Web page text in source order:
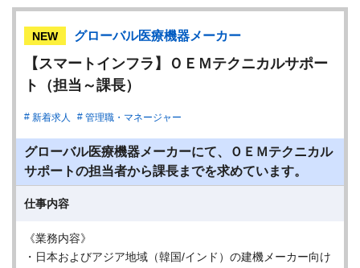
NEW グローバル医療機器メーカー
【スマートインフラ】ＯＥＭテクニカルサポー
ト（担当～課長）
新着求人 管理職・マネージャー
グローバル医療機器メーカーにて、ＯＥＭテクニカル
サポートの担当者から課長までを求めています。
仕事内容
《業務内容》
・日本およびアジア地域（韓国/インド）の建機メーカー向け